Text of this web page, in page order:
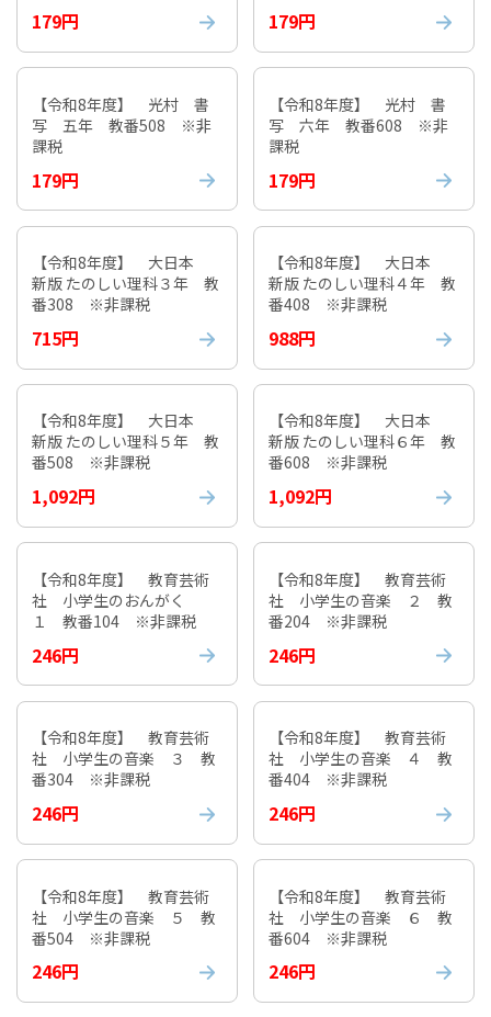
179円 179円
【令和8年度】 光村 書
写 五年 教番508 ※非
課税
179円
【令和8年度】 光村 書
写 六年 教番608 ※非
課税
179円
【令和8年度】 大日本
新版 たのしい理科３年 教
番308 ※非課税
715円
【令和8年度】 大日本
新版 たのしい理科４年 教
番408 ※非課税
988円
【令和8年度】 大日本
新版 たのしい理科５年 教
番508 ※非課税
1,092円
【令和8年度】 大日本
新版 たのしい理科６年 教
番608 ※非課税
1,092円
【令和8年度】 教育芸術
社 小学生のおんがく
１ 教番104 ※非課税
246円
【令和8年度】 教育芸術
社 小学生の音楽 ２ 教
番204 ※非課税
246円
【令和8年度】 教育芸術
社 小学生の音楽 ３ 教
番304 ※非課税
246円
【令和8年度】 教育芸術
社 小学生の音楽 ４ 教
番404 ※非課税
246円
【令和8年度】 教育芸術
社 小学生の音楽 ５ 教
番504 ※非課税
246円
【令和8年度】 教育芸術
社 小学生の音楽 ６ 教
番604 ※非課税
246円